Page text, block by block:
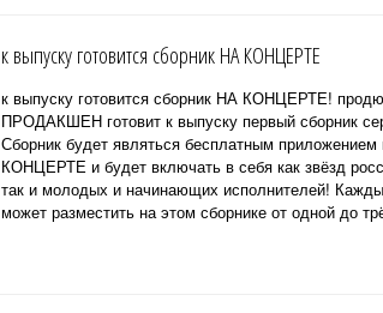
к выпуску готовится сборник НА КОНЦЕРТЕ
к выпуску готовится сборник НА КОНЦЕРТЕ!
ПРОДАКШЕН готовит к выпуску первый сборник
Сборник будет являться бесплатным
КОНЦЕРТЕ и будет включать в себя как звёзд
так и молодых и начинающих исполнителей!
может разместить на этом сборнике от одной до